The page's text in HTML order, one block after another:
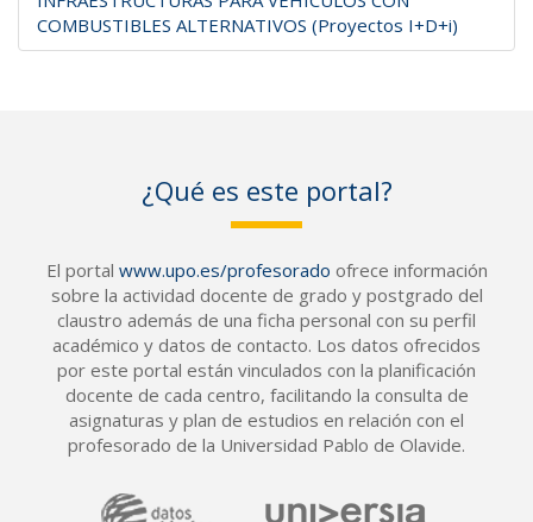
COMBUSTIBLES ALTERNATIVOS (Proyectos I+D+i)
¿Qué es este portal?
El portal www.upo.es/profesorado ofrece información
sobre la actividad docente de grado y postgrado del
claustro además de una ficha personal con su perfil
académico y datos de contacto. Los datos ofrecidos
por este portal están vinculados con la planificación
docente de cada centro, facilitando la consulta de
asignaturas y plan de estudios en relación con el
profesorado de la Universidad Pablo de Olavide.